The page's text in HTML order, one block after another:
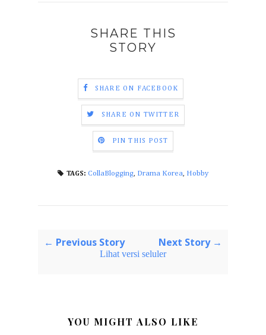
SHARE THIS
STORY
SHARE ON FACEBOOK
SHARE ON TWITTER
PIN THIS POST
TAGS: CollaBlogging, Drama Korea, Hobby
← Previous Story Next Story →
Lihat versi seluler
YOU MIGHT ALSO LIKE